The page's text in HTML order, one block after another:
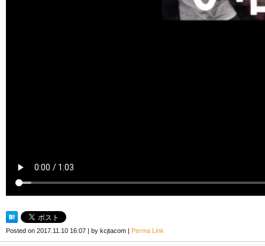
Posted on 2017.11.10 16:07 | by kcjtacom | Perma Link